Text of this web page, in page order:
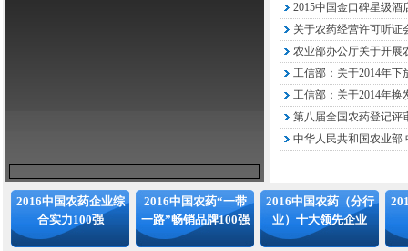
2015中国金口碑星级酒
关于农药经营许可听证
农业部办公厅关于开展
工信部：关于2014年下
工信部：关于2014年换
第八届全国农药登记评
中华人民共和国农业部
2016中国农药企业综
合实力100强
2016中国农药“一带
一路”畅销品牌100强
2016中国农药（分行
业）十大领先企业